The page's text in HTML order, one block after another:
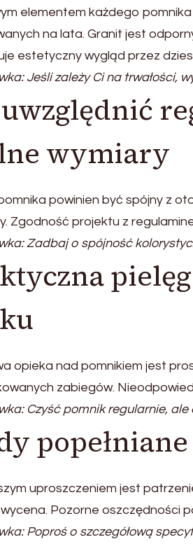
elementem każdego
na lata. Granit jest
estetyczny wygląd przez
Jeśli zależy Ci na trwałości,
uwzględnić
wymiary
powinien być spójny z
Zgodność projektu z
Zadbaj o spójność
opieka nad pomnikiem jest
zabiegów.
Czyść pomnik regularnie, ale
uproszczeniem jest
Pozorne oszczędności
Poproś o szczegółową